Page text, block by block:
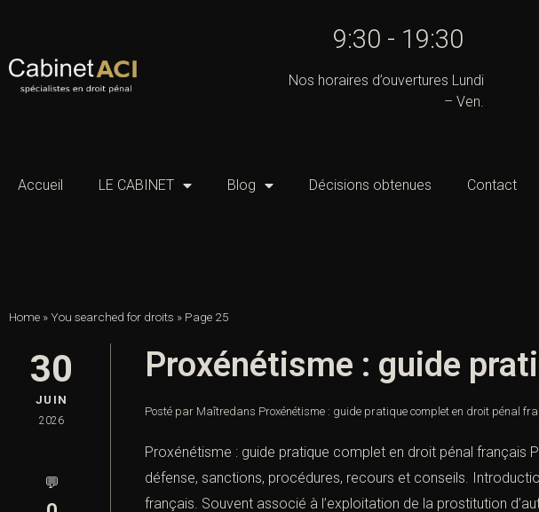
9:30 - 19:30
Nos horaires d’ouvertures Lundi
– Ven.
Accueil LE CABINET Blog Décisions obtenues Contact
Home »You searched for droits » Page 25
30
JUIN
2026
💬
Proxénétisme : guide
Posté par Maîtredans Proxénétisme : guide pratique complet en droit pénal
Proxénétisme : guide pratique complet en droit pénal français
défense, sanctions, procédures, recours et conseils.
français. Souvent associé à l’exploitation de la prostitution